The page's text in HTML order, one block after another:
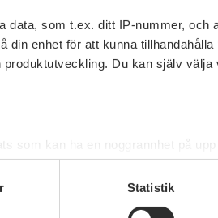
data, som t.ex. ditt IP-nummer, och
enhet för att kunna
Du kan själv
som kan ha en noggrannhet på upp
den för specifika kännetecken
och ställ in dina preferenser i
förklaringen.
Statistik